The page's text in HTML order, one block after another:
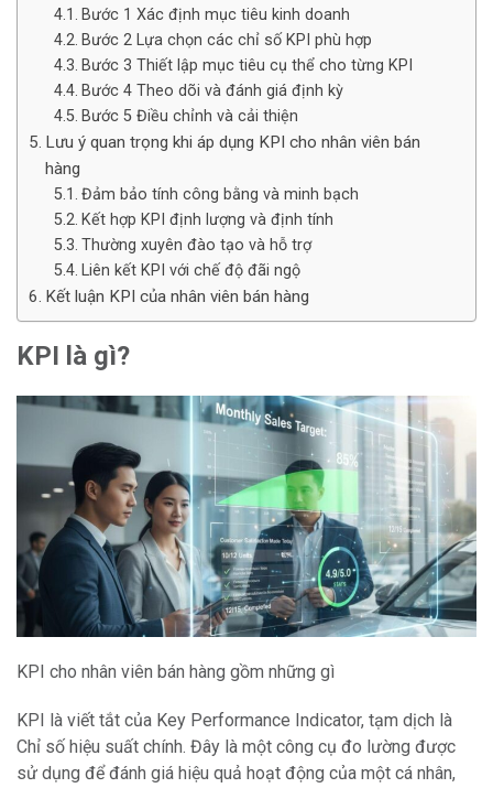
Bước 1 Xác định mục tiêu kinh doanh
Bước 2 Lựa chọn các chỉ số KPI phù hợp
Bước 3 Thiết lập mục tiêu cụ thể cho từng KPI
Bước 4 Theo dõi và đánh giá định kỳ
Bước 5 Điều chỉnh và cải thiện
Lưu ý quan trọng khi áp dụng KPI cho nhân viên bán
hàng
Đảm bảo tính công bằng và minh bạch
Kết hợp KPI định lượng và định tính
Thường xuyên đào tạo và hỗ trợ
Liên kết KPI với chế độ đãi ngộ
Kết luận KPI của nhân viên bán hàng
KPI là gì?
KPI cho nhân viên bán hàng gồm những gì
KPI là viết tắt của Key Performance Indicator, tạm dịch là
Chỉ số hiệu suất chính. Đây là một công cụ đo lường được
sử dụng để đánh giá hiệu quả hoạt động của một cá nhân,